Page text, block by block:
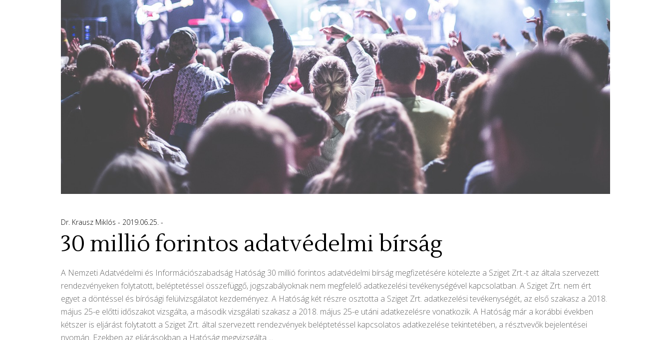
Dr. Krausz Miklós 2019.06.25.
30 millió forintos adatvédelmi bírság
A Nemzeti Adatvédelmi és Információszabadság Hatóság 30 millió forintos adatvédelmi bírság megfizetésére kötelezte a Sziget Zrt.-t az általa szervezett
rendezvényeken folytatott, beléptetéssel összefüggő, jogszabályoknak nem megfelelő adatkezelési tevékenységével kapcsolatban. A Sziget Zrt. nem ért
egyet a döntéssel és bírósági felülvizsgálatot kezdeményez. A Hatóság két részre osztotta a Sziget Zrt. adatkezelési tevékenységét, az első szakasz a 2018.
május 25-e előtti időszakot vizsgálta, a második vizsgálati szakasz a 2018. május 25-e utáni adatkezelésre vonatkozik. A Hatóság már a korábbi években
kétszer is eljárást folytatott a Sziget Zrt. által szervezett rendezvények beléptetéssel kapcsolatos adatkezelése tekintetében, a résztvevők bejelentései
nyomán. Ezekben az eljárásokban a Hatóság megvizsgálta